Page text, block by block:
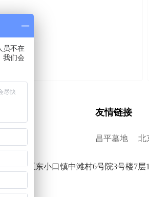
友情链接
昌平墓地 北
昌平区东小口镇中滩村6号院3号楼7层
员不在
我们会